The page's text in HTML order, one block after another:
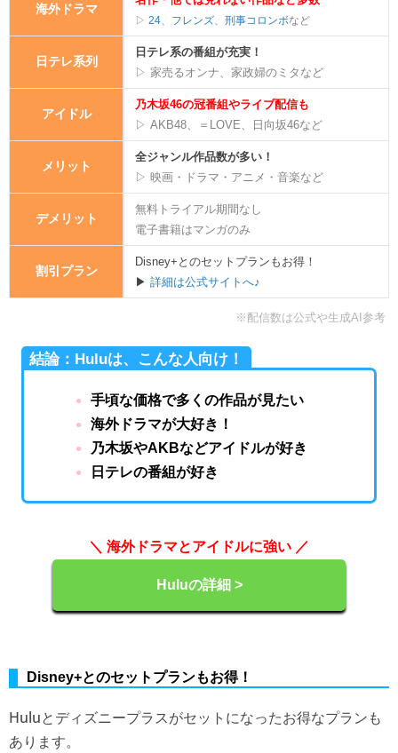
海外ドラマ
▷ 24、 フレンズ、 刑事コロンボなど
日テレ系列
日テレ系の番組が充実！
▷ 家売るオンナ、家政婦のミタなど
アイドル
乃木坂46の冠番組やライブ配信も
▷ AKB48、＝LOVE、日向坂46など
メリット
全ジャンル作品数が多い！
▷ 映画・ドラマ・アニメ・音楽など
デメリット
無料トライアル期間なし
電子書籍はマンガのみ
割引プラン
Disney+とのセットプランもお得！
▶ 詳細は公式サイトへ♪
※配信数は公式や生成AI参考
結論：Huluは、こんな人向け！
手頃な価格で多くの作品が見たい
海外ドラマが大好き！
乃木坂やAKBなどアイドルが好き
日テレの番組が好き
＼ 海外ドラマとアイドルに強い ／
Huluの詳細 >
Disney+とのセットプランもお得！
Huluとディズニープラスがセットになったお得なプランも
あります。